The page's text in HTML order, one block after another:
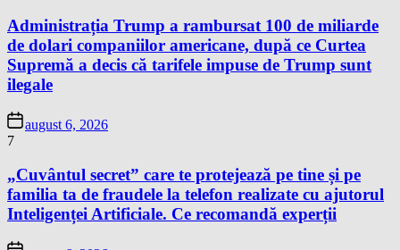
Administrația Trump a rambursat 100 de miliarde
de dolari companiilor americane, după ce Curtea
Supremă a decis că tarifele impuse de Trump sunt
ilegale
august 6, 2026
7
„Cuvântul secret” care te protejează pe tine și pe
familia ta de fraudele la telefon realizate cu ajutorul
Inteligenței Artificiale. Ce recomandă experții